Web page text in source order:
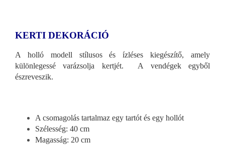
KERTI DEKORÁCIÓ
A holló modell stílusos és ízléses kiegészítő, amely
különlegessé varázsolja kertjét. A vendégek egyből
észreveszik.
A csomagolás tartalmaz egy tartót és egy hollót
Szélesség: 40 cm
Magasság: 20 cm